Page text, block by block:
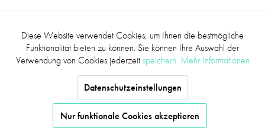
Versandkosten.
Funktionale Aktiv
Inaktiv
Diese Website verwendet Cookies, um Ihnen die bestmögliche
Funktionalität bieten zu können. Sie können Ihre Auswahl der
Verwendung von Cookies jederzeitspeichern. Mehr Informationen
Datenschutzeinstellungen
Nur funktionale Cookies akzeptieren